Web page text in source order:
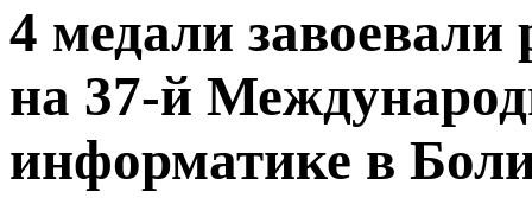
4 медали
на 37-й
информатике в